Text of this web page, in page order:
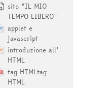
sito "IL MIO
TEMPO LIBERO"
applet e
javascript
introduzione all'
HTML
tag HTMLtag
HTML